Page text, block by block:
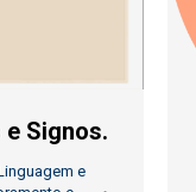
Signos.
e